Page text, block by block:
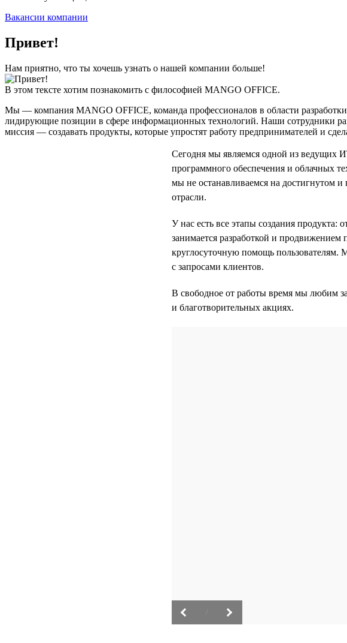
Вакансии компании
Привет!
Нам приятно, что ты хочешь узнать о нашей компании больше!
В этом тексте хотим познакомить с философией MANGO OFFICE.
Мы — компания MANGO OFFICE, команда профессионалов в области
лидирующие позиции в сфере информационных технологий. Наши сотрудники
миссия — создавать продукты, которые упростят работу предпринимателей и
Сегодня мы являемся одной из ведущих
программного обеспечения и облачных
мы не останавливаемся на достигнутом и
отрасли.
У нас есть все этапы создания
занимается разработкой и
круглосуточную помощь пользователям.
с запросами клиентов.
В свободное от работы время мы любим
и благотворительных акциях.